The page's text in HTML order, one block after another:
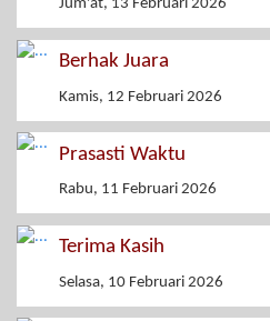
Jum'at, 13 Februari 2026
Berhak Juara
Kamis, 12 Februari 2026
Prasasti Waktu
Rabu, 11 Februari 2026
Terima Kasih
Selasa, 10 Februari 2026